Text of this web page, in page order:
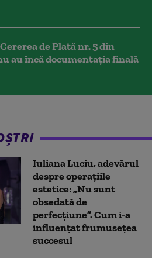
de Plată nr. 5 din
au încă documentația finală
Iuliana Luciu, adevărul
despre operațiile
estetice: „Nu sunt
obsedată de
perfecțiune”. Cum i-a
influențat frumusețea
succesul